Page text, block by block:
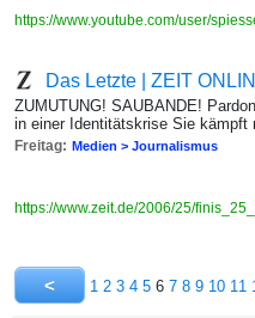
https://www.youtube.com/user/
Das Letzte | ZEIT
ZUMUTUNG! SAUBANDE!
in einer Identitätskrise Sie kämpft
Freitag: Medien > Journalismus
https://www.zeit.de/2006/25/
1 2 3 4 5 6 7 8 9 10 11